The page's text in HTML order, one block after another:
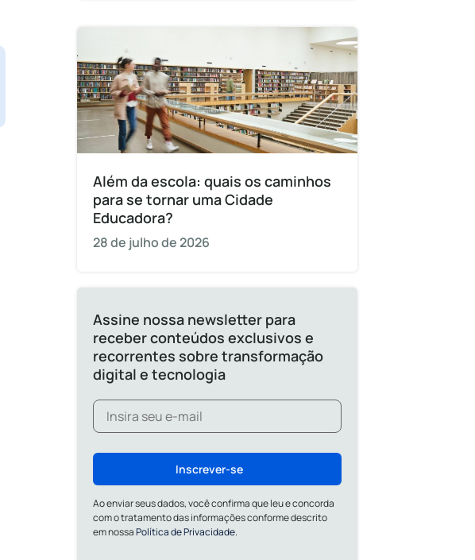
Além da escola: quais os caminhos
para se tornar uma Cidade
Educadora?
28 de julho de 2026
Assine nossa newsletter para
receber conteúdos exclusivos e
recorrentes sobre transformação
digital e tecnologia
Inscrever-se
Ao enviar seus dados, você confirma que leu e concorda
com o tratamento das informações conforme descrito
em nossaPolítica de Privacidade.